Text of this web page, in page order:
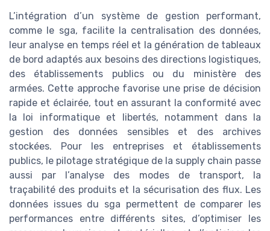
L’intégration d’un système de gestion performant,
comme le sga, facilite la centralisation des données,
leur analyse en temps réel et la génération de tableaux
de bord adaptés aux besoins des directions logistiques,
des établissements publics ou du ministère des
armées. Cette approche favorise une prise de décision
rapide et éclairée, tout en assurant la conformité avec
la loi informatique et libertés, notamment dans la
gestion des données sensibles et des archives
stockées. Pour les entreprises et établissements
publics, le pilotage stratégique de la supply chain passe
aussi par l’analyse des modes de transport, la
traçabilité des produits et la sécurisation des flux. Les
données issues du sga permettent de comparer les
performances entre différents sites, d’optimiser les